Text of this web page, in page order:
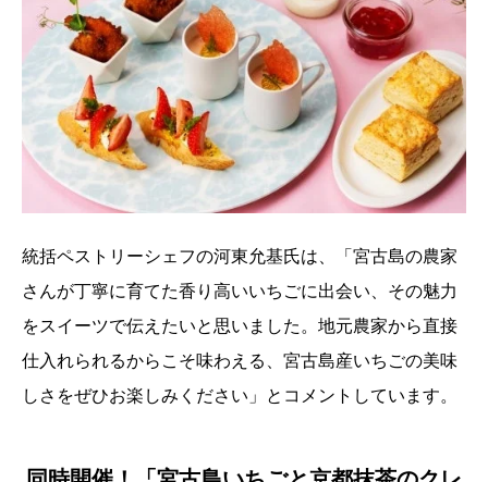
統括ペストリーシェフの河東允基氏は、「宮古島の農家
さんが丁寧に育てた香り高いいちごに出会い、その魅力
をスイーツで伝えたいと思いました。地元農家から直接
仕入れられるからこそ味わえる、宮古島産いちごの美味
しさをぜひお楽しみください」とコメントしています。